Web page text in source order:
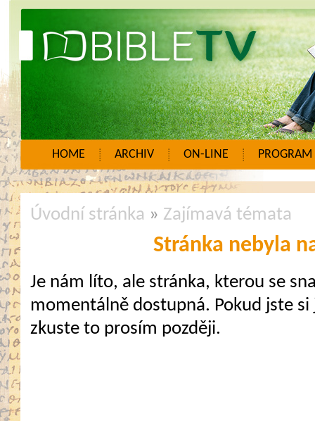
HOME ARCHIV ON-LINE PROGRAM
Úvodní stránka » Zajímavá témata
Stránka nebyla
Je nám líto, ale stránka, kterou se
momentálně dostupná. Pokud jste
zkuste to prosím později.